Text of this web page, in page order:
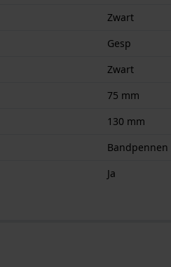
Zwart
Gesp
Zwart
75 mm
130 mm
Bandpennen
Ja